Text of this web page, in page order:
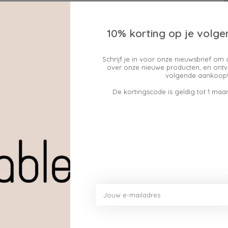
Geen producten
10% korting op je
Schrijf je in voor onze nieuwsbrief om
over onze nieuwe producten, en
volgende
De kortingscode is geldig tot 1